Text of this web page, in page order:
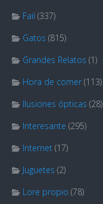
Fail (337)
Gatos (815)
Grandes Relatos (1)
Hora de comer (113)
Ilusiones ópticas (28)
Interesante (295)
Internet (17)
Juguetes (2)
Lore propio (78)